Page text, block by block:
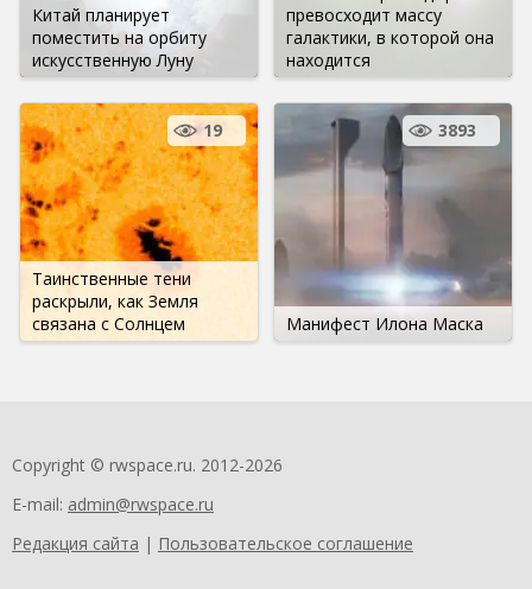
Китай планирует
поместить на орбиту
искусственную Луну
превосходит массу
галактики, в которой она
находится
Таинственные тени
раскрыли, как Земля
связана с Солнцем
19
Манифест Илона Маска
3893
Copyright © rwspace.ru. 2012-2026
E-mail: admin@rwspace.ru
Редакция сайта | Пользовательское соглашение